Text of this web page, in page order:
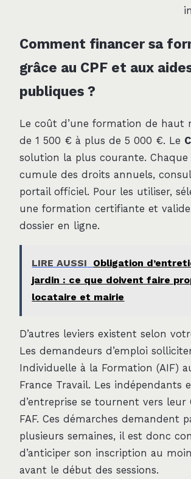
Comment financer sa
grâce au CPF et aux
publiques ?
Le coût d’une formation de haut
de 1 500 € à plus de 5 000 €. Le
solution la plus courante. Chaque
cumule des droits annuels,
portail officiel. Pour les utiliser,
une formation certifiante et
dossier en ligne.
LIRE AUSSI
Obligation
jardin : ce que doivent faire
locataire et mairie
D’autres leviers existent selon
Les demandeurs d’emploi
Individuelle à la Formation (AIF)
France Travail. Les indépendants
d’entreprise se tournent vers leur
FAF. Ces démarches demandent
plusieurs semaines, il est donc
d’anticiper son inscription au
avant le début des sessions.